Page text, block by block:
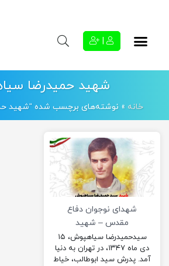
شهید حمیدرضا
خانه » نوشته‌های برچسب شده “شهید
شهدای نوجوان دفاع
مقدس – شهید
حمیدرضا سیاه پوش سیدحمیدرضا سیاهپوش، ۱۵
دی ماه ۱۳۴۷، در تهران به دنیا
آمد. پدرش سید ابوطالب، خیاط